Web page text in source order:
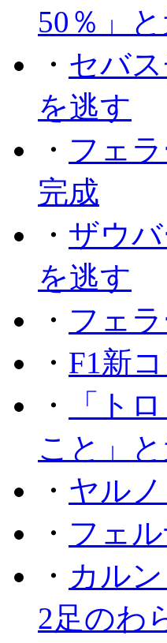
50％」
・ セバ
を逃す
・ フェ
完成
・ ザウ
を逃す
・ フェ
・ F1新
・
「ト
こと」
・ ヤル
・ フェ
・ カル
2足のわ